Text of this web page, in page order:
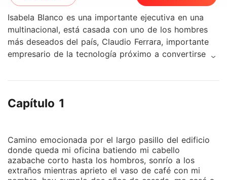
Isabela Blanco es una importante ejecutiva en una
multinacional, está casada con uno de los hombres
más deseados del país, Claudio Ferrara, importante
empresario de la tecnología próximo a convertirse en
misma pues no se decide entre vengarse o recuperar
atractivo y misterioso cuñado.
Capítulo 1
Camino emocionada por el largo pasillo del edificio
donde queda mi oficina batiendo mi cabello
azabache corto hasta los hombros, sonrío a los
extraños mientras aprieto el vaso de café con mi